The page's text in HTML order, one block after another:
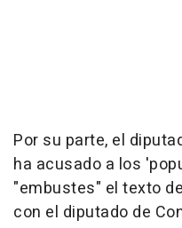
Por su parte, el
ha acusado a los
"embustes" el texto
con el diputado de